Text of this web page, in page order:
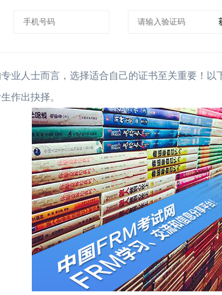
人士而言，选择适合自己的证书至关重要！以
作出抉择。